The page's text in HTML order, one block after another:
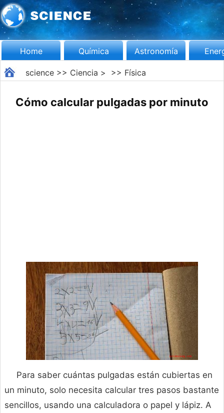
Home Química Astronomía
science>> Ciencia > >> Física
Cómo calcular pulgadas por minuto
Para saber cuántas pulgadas están cubiertas en
un minuto, solo necesita calcular tres pasos bastante
sencillos, usando una calculadora o papel y lápiz. A